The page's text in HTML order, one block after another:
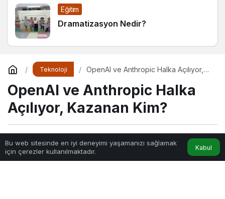
Eğitim
Dramatizasyon Nedir?
Teknoloji
OpenAI ve Anthropic Halka Açılıyor,
OpenAI ve Anthropic Halka
Açılıyor, Kazanan Kim?
Sihirtarafından yayınlandı
7dk, 20sn
Bu web sitesinde en iyi deneyimi yaşamanızı sağlamak
için çerezler kullanılmaktadır.
Kabul